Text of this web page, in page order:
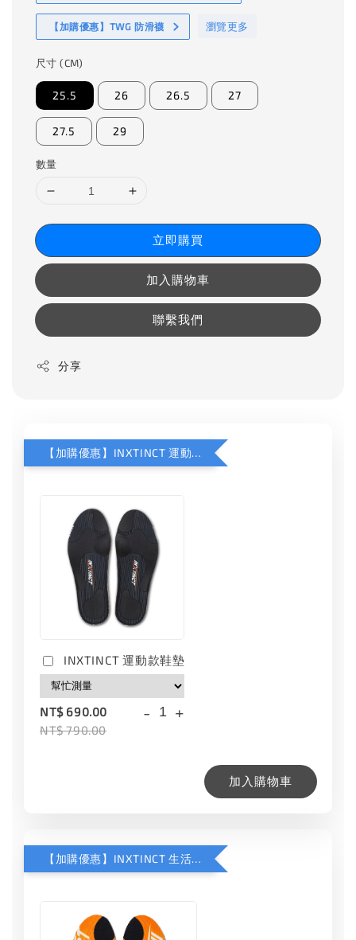
【加購優惠】TWG 防滑襪 瀏覽更多
尺寸 (CM)
25.5 26 26.5 27
27.5 29
數量
立即購買
加入購物車
聯繫我們
分享
【加購優惠】INXTINCT 運動款鞋墊
INXTINCT 運動款鞋墊
NT$ 690.00
NT$ 790.00
- +
加入購物車
【加購優惠】INXTINCT 生活日用鞋墊